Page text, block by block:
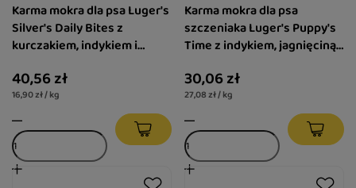
Karma mokra dla psa Luger's
Silver's Daily Bites z
kurczakiem, indykiem i
g
40,56 zł
16,90 zł / kg
Karma mokra dla psa
szczeniaka Luger's Puppy's
Time z indykiem, jagnięciną i
30,06 zł
27,08 zł / kg